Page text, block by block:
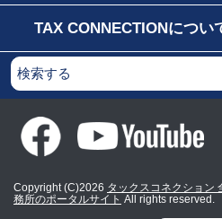
TAX CONNECTIONについ
Copyright (C)2026 タックスコネクション
務所のポータルサイト All rights reserved.